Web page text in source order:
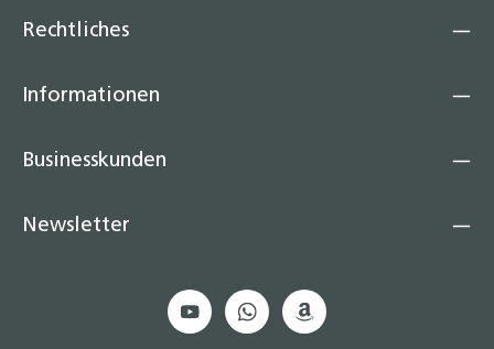
Rechtliches
Informationen
Businesskunden
Newsletter